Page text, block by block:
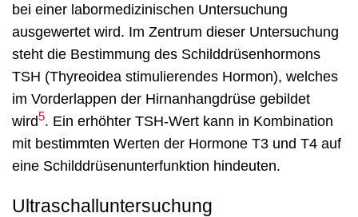
bei einer labormedizinischen Untersuchung
ausgewertet wird. Im Zentrum dieser Untersuchung
steht die Bestimmung des Schilddrüsenhormons
TSH (Thyreoidea stimulierendes Hormon), welches
im Vorderlappen der Hirnanhangdrüse gebildet
wird5. Ein erhöhter TSH-Wert kann in Kombination
mit bestimmten Werten der Hormone T3 und T4 auf
eine Schilddrüsenunterfunktion hindeuten.
Ultraschalluntersuchung